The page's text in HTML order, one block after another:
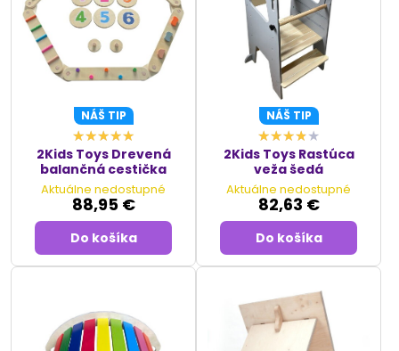
NÁŠ TIP
2Kids Toys Drevená
balančná cestička
Aktuálne nedostupné
88,95 €
Do košíka
NÁŠ TIP
2Kids Toys Rastúca
veža šedá
Aktuálne nedostupné
82,63 €
Do košíka